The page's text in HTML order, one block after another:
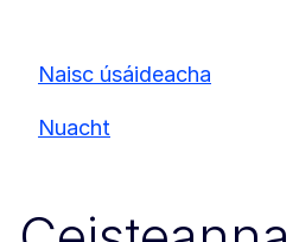
Naisc úsáideacha
Nuacht